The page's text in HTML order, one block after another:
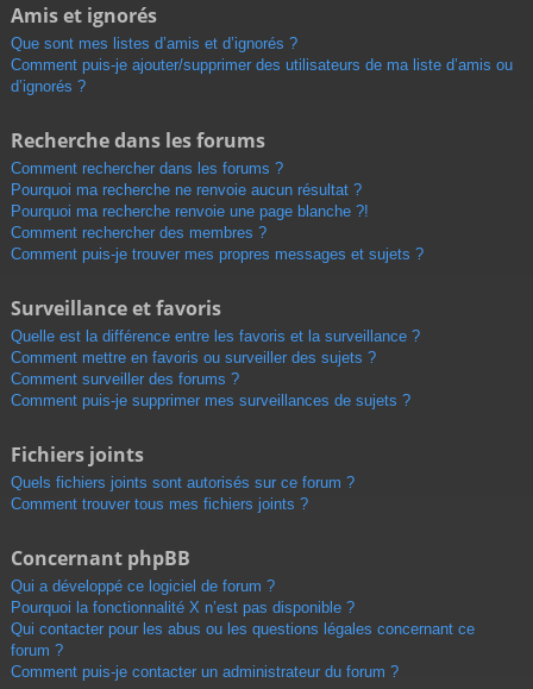
Amis et ignorés
Que sont mes listes d’amis et d’ignorés ?
Comment puis-je ajouter/supprimer des utilisateurs de ma liste d’amis ou
d’ignorés ?
Recherche dans les forums
Comment rechercher dans les forums ?
Pourquoi ma recherche ne renvoie aucun résultat ?
Pourquoi ma recherche renvoie une page blanche ?!
Comment rechercher des membres ?
Comment puis-je trouver mes propres messages et sujets ?
Surveillance et favoris
Quelle est la différence entre les favoris et la surveillance ?
Comment mettre en favoris ou surveiller des sujets ?
Comment surveiller des forums ?
Comment puis-je supprimer mes surveillances de sujets ?
Fichiers joints
Quels fichiers joints sont autorisés sur ce forum ?
Comment trouver tous mes fichiers joints ?
Concernant phpBB
Qui a développé ce logiciel de forum ?
Pourquoi la fonctionnalité X n’est pas disponible ?
Qui contacter pour les abus ou les questions légales concernant ce
forum ?
Comment puis-je contacter un administrateur du forum ?